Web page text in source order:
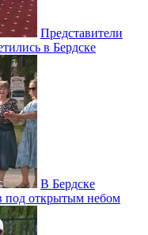
Представители
в Бердске
В Бердске
под открытым небом